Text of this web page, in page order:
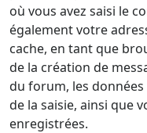
où vous avez saisi le
également votre
cache, en tant que
de la création de
du forum, les
de la saisie, ainsi que
enregistrées.